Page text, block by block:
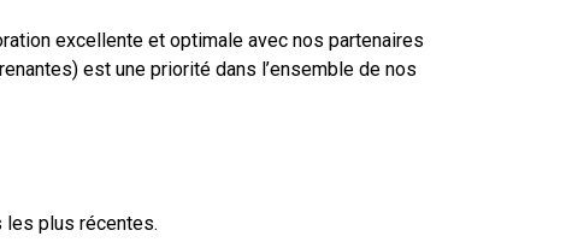
excellente et optimale avec nos partenaires
est une priorité dans l’ensemble de nos
les plus récentes.